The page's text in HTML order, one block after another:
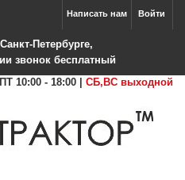
Войти
Написать нам
,
звонок бесплатный
10:00 - 18:00 | СБ,ВС выходной